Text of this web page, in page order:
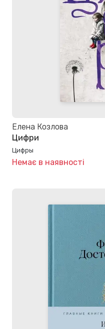
Елена Козлова
Цифри
Цифры
Немає в наявності